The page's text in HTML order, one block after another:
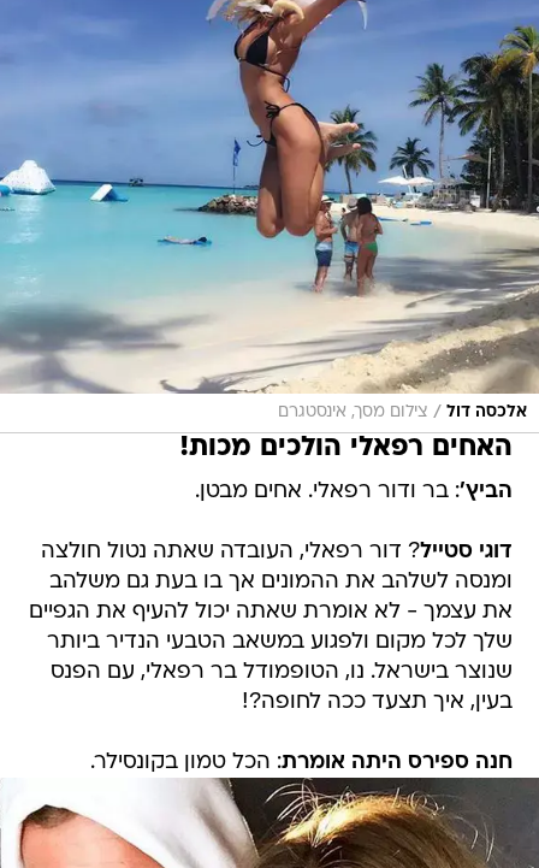
אלכסה דול / צילום מסך, אינסטגרם
האחים רפאלי הולכים מכות!
הביץ': בר ודור רפאלי. אחים מבטן.
דוגי סטייל? דור רפאלי, העובדה שאתה נטול חולצה
ומנסה לשלהב את ההמונים אך בו בעת גם משלהב
את עצמך - לא אומרת שאתה יכול להעיף את הגפיים
שלך לכל מקום ולפגוע במשאב הטבעי הנדיר ביותר
שנוצר בישראל. נו, הטופמודל בר רפאלי, עם הפנס
בעין, איך תצעד ככה לחופה?!
חנה ספירס היתה אומרת: הכל טמון בקונסילר.